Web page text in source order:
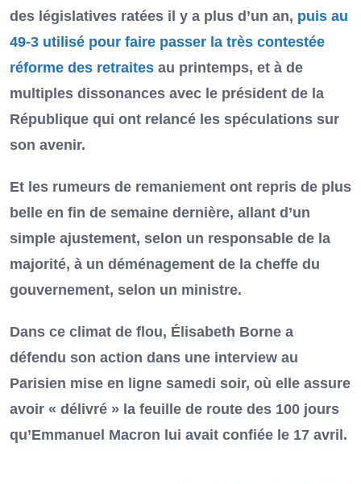
des législatives ratées il y a plus d’un an, puis au
49-3 utilisé pour faire passer la très contestée
réforme des retraites au printemps, et à de
multiples dissonances avec le président de la
République qui ont relancé les spéculations sur
son avenir.
Et les rumeurs de remaniement ont repris de plus
belle en fin de semaine dernière, allant d’un
simple ajustement, selon un responsable de la
majorité, à un déménagement de la cheffe du
gouvernement, selon un ministre.
Dans ce climat de flou, Élisabeth Borne a
défendu son action dans une interview au
Parisien mise en ligne samedi soir, où elle assure
avoir « délivré » la feuille de route des 100 jours
qu’Emmanuel Macron lui avait confiée le 17 avril.